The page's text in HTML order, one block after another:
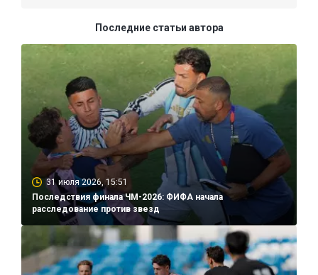
Последние статьи автора
31 июля 2026, 15:51
Последствия финала ЧМ-2026: ФИФА начала
расследование против звезд